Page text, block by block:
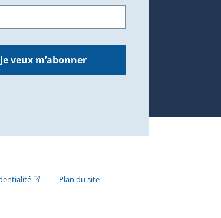
fenêtre.)
Je veux m’abonner
dans une nouvelle fenêtre.)
(Cet hyperlien externe s'ouvrira dans une nouvelle
Plan du site